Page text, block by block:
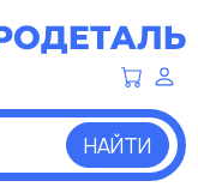
НАЙТИ